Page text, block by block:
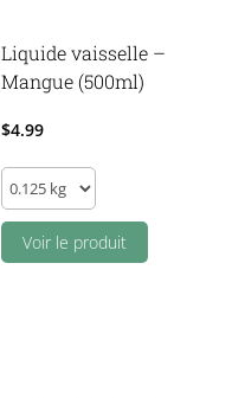
Liquide vaisselle –
Mangue (500ml)
$4.99
Liquide
vaisselle
Voir le produit